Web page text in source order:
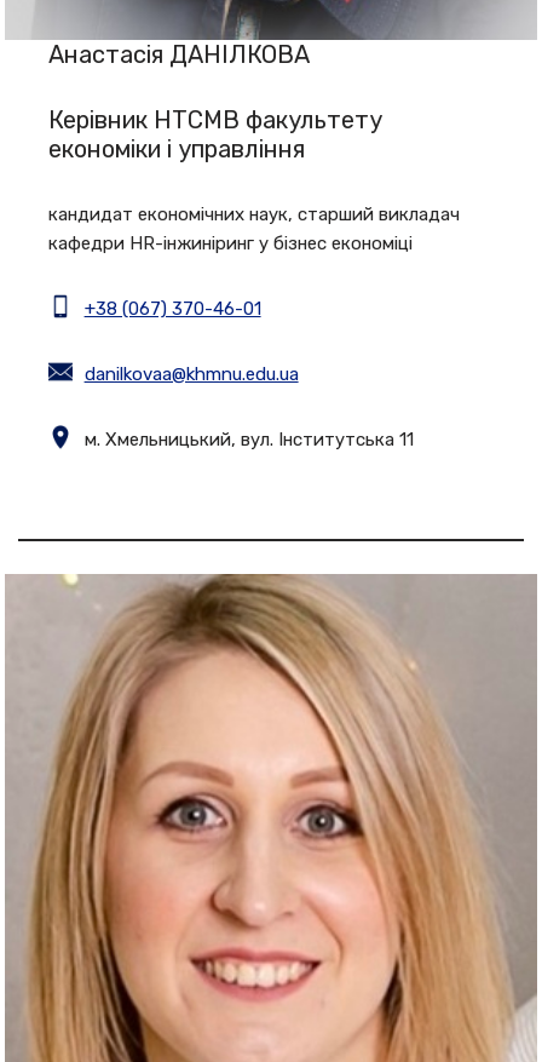
Анастасія ДАНІЛКОВА
Керівник НТСМВ факультету
економіки і управління
кандидат економічних наук, старший викладач
кафедри HR-інжиніринг у бізнес економіці
+38 (067) 370-46-01
danilkovaa@khmnu.edu.ua
м. Хмельницький, вул. Інститутська 11